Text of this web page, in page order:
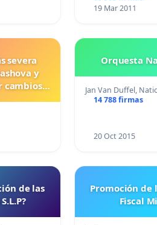
19 Mar 2011
severa
y
cambios
Orquesta
Jan Van Duffel,
14 788 firmas
20 Oct 2015
de las
Promoción de
Fiscal